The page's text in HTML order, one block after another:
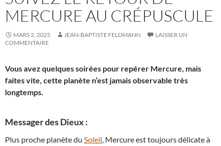
MERCURE AU CRÉPUSCULE
MARS 2, 2025 JEAN-BAPTISTE FELDMANN
LAISSER UN
COMMENTAIRE
Vous avez quelques soirées pour repérer Mercure, mais
faites vite, cette planète n’est jamais observable très
longtemps.
Messager des Dieux :
Plus proche planète du Soleil, Mercure est toujours délicate à